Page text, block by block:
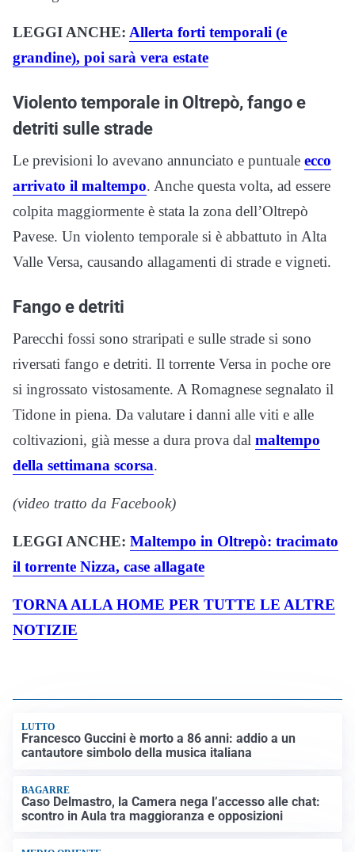
LEGGI ANCHE: Allerta forti temporali (e
grandine), poi sarà vera estate
Violento temporale in Oltrepò, fango e
detriti sulle strade
Le previsioni lo avevano annunciato e puntuale ecco
arrivato il maltempo. Anche questa volta, ad essere
colpita maggiormente è stata la zona dell’Oltrepò
Pavese. Un violento temporale si è abbattuto in Alta
Valle Versa, causando allagamenti di strade e vigneti.
Fango e detriti
Parecchi fossi sono straripati e sulle strade si sono
riversati fango e detriti. Il torrente Versa in poche ore
si ingrossato vistosamente. A Romagnese segnalato il
Tidone in piena. Da valutare i danni alle viti e alle
coltivazioni, già messe a dura prova dal maltempo
della settimana scorsa.
(video tratto da Facebook)
LEGGI ANCHE: Maltempo in Oltrepò: tracimato
il torrente Nizza, case allagate
TORNA ALLA HOME PER TUTTE LE ALTRE
NOTIZIE
LUTTO
Francesco Guccini è morto a 86 anni: addio a un
cantautore simbolo della musica italiana
BAGARRE
Caso Delmastro, la Camera nega l’accesso alle chat:
scontro in Aula tra maggioranza e opposizioni